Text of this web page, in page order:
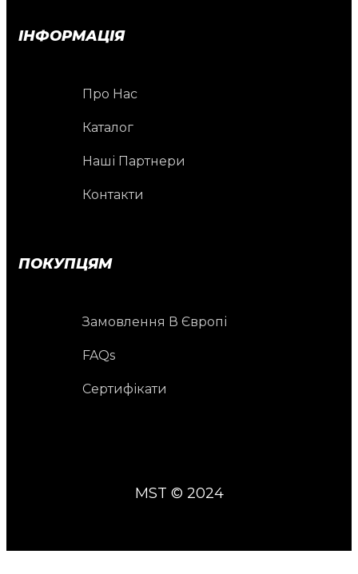
ІНФОРМАЦІЯ
Про Нас
Каталог
Наші Партнери
Контакти
ПОКУПЦЯМ
Замовлення В Європі
FAQs
Сертифікати
MST © 2024